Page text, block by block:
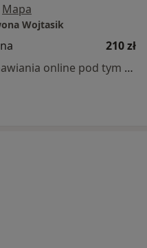
Mapa
Wojtasik
210 zł
Specjalista nie oferuje umawiania online pod tym adresem.